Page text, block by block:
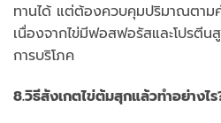
ทานได้ แต่ต้องควบคุมปริมาณตาม
เนื่องจากไข่มีฟอสฟอรัสและโปรตี
การบริโภค
8.วิธีสังเกตไข่ต้มสุกแล้วทำอย่างไร